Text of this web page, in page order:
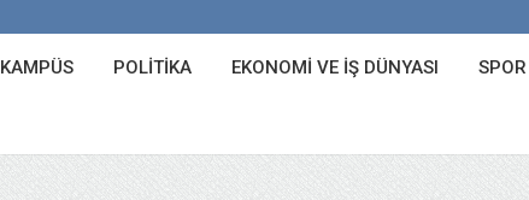
KAMPÜS POLITIKA EKONOMI VE İŞ DÜNYASI SPOR